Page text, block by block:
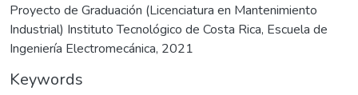
Proyecto de Graduación (Licenciatura en Mantenimiento
Industrial) Instituto Tecnológico de Costa Rica, Escuela de
Ingeniería Electromecánica, 2021
Keywords